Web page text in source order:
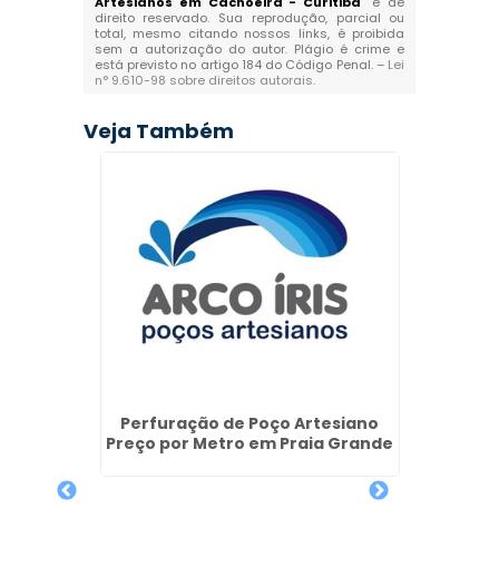
direito reservado. Sua reprodução, parcial ou
total, mesmo citando nossos links, é proibida
sem a autorização do autor. Plágio é crime e
está previsto no artigo 184 do Código Penal. – Lei
n° 9.610-98 sobre direitos autorais.
Veja Também
Perfuração de Poço Artesiano
Preço por Metro em Praia Grande